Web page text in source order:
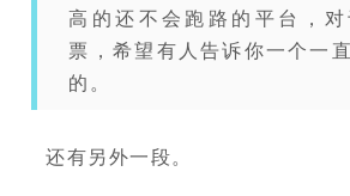
高的还不会跑路的平台，
票，希望有人告诉你一个一
的。
还有另外一段。